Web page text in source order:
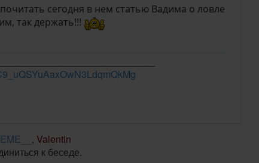
сегодня в нем статью Вадима о ловле
так держать!!!
, Valentin
к беседе.